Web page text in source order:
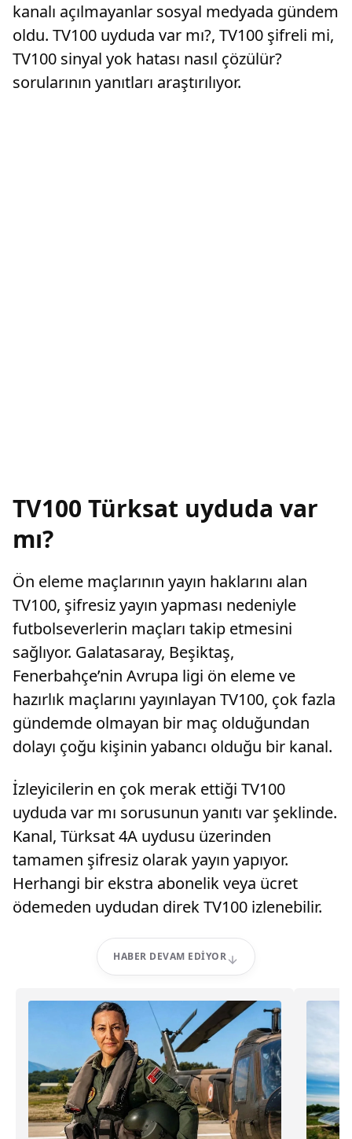
kanalı açılmayanlar sosyal medyada gündem
oldu. TV100 uyduda var mı?, TV100 şifreli mi,
TV100 sinyal yok hatası nasıl çözülür?
sorularının yanıtları araştırılıyor.
TV100 Türksat uyduda var
mı?
Ön eleme maçlarının yayın haklarını alan
TV100, şifresiz yayın yapması nedeniyle
futbolseverlerin maçları takip etmesini
sağlıyor. Galatasaray, Beşiktaş,
Fenerbahçe’nin Avrupa ligi ön eleme ve
hazırlık maçlarını yayınlayan TV100, çok fazla
gündemde olmayan bir maç olduğundan
dolayı çoğu kişinin yabancı olduğu bir kanal.
İzleyicilerin en çok merak ettiği TV100
uyduda var mı sorusunun yanıtı var şeklinde.
Kanal, Türksat 4A uydusu üzerinden
tamamen şifresiz olarak yayın yapıyor.
Herhangi bir ekstra abonelik veya ücret
ödemeden uydudan direk TV100 izlenebilir.
HABER DEVAM EDIYOR